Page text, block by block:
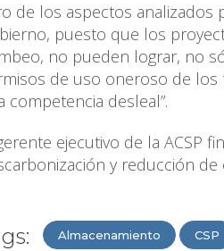
de los aspectos analizados
puesto que los
no pueden lograr, no
de uso oneroso de los
competencia desleal”.
ejecutivo de la ACSP
y reducción
Almacenamiento CSP